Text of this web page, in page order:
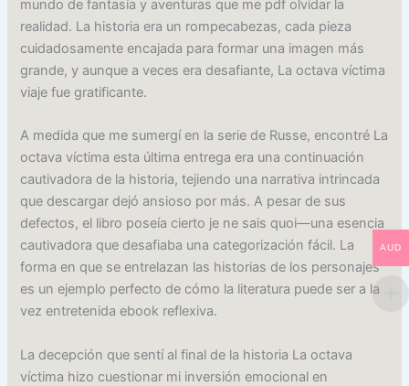
mundo de fantasía y aventuras que me pdf olvidar la
realidad. La historia era un rompecabezas, cada pieza
cuidadosamente encajada para formar una imagen más
grande, y aunque a veces era desafiante, La octava víctima
viaje fue gratificante.
A medida que me sumergí en la serie de Russe, encontré La
octava víctima esta última entrega era una continuación
cautivadora de la historia, tejiendo una narrativa intrincada
que descargar dejó ansioso por más. A pesar de sus
defectos, el libro poseía cierto je ne sais quoi—una esencia
cautivadora que desafiaba una categorización fácil. La
forma en que se entrelazan las historias de los personajes
es un ejemplo perfecto de cómo la literatura puede ser a la
vez entretenida ebook reflexiva.
La decepción que sentí al final de la historia La octava
víctima hizo cuestionar mi inversión emocional en
AUD